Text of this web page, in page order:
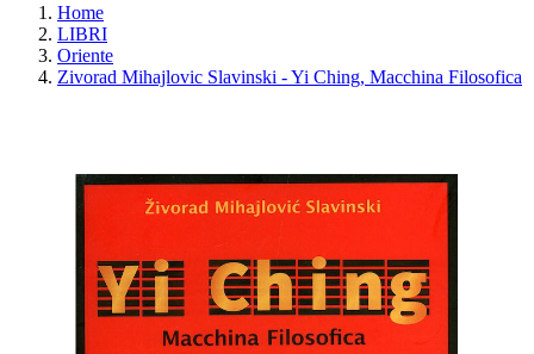
Home
LIBRI
Oriente
Zivorad Mihajlovic Slavinski - Yi Ching, Macchina Filosofica